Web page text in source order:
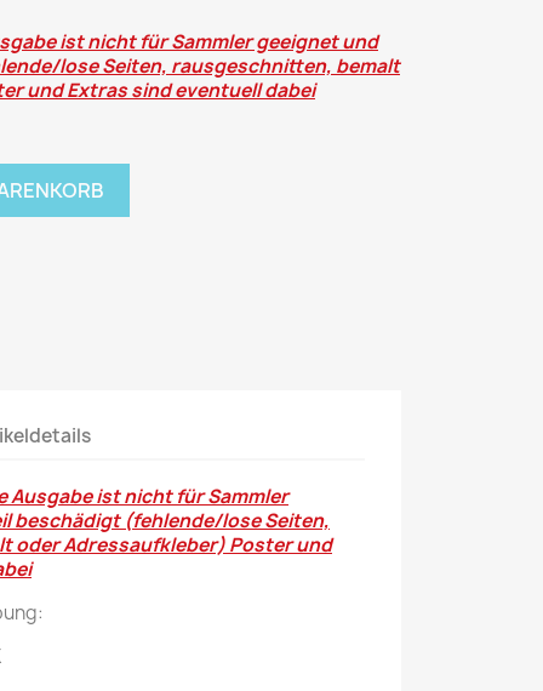
Vogue
HANDWERK
Magazine
ist nicht für Sammler geeignet und
lose Seiten, rausgeschnitten, bemalt
und Extras sind eventuell dabei
Ausgabe ist nicht für Sammler
beschädigt (fehlende/lose Seiten,
oder Adressaufkleber) Poster und